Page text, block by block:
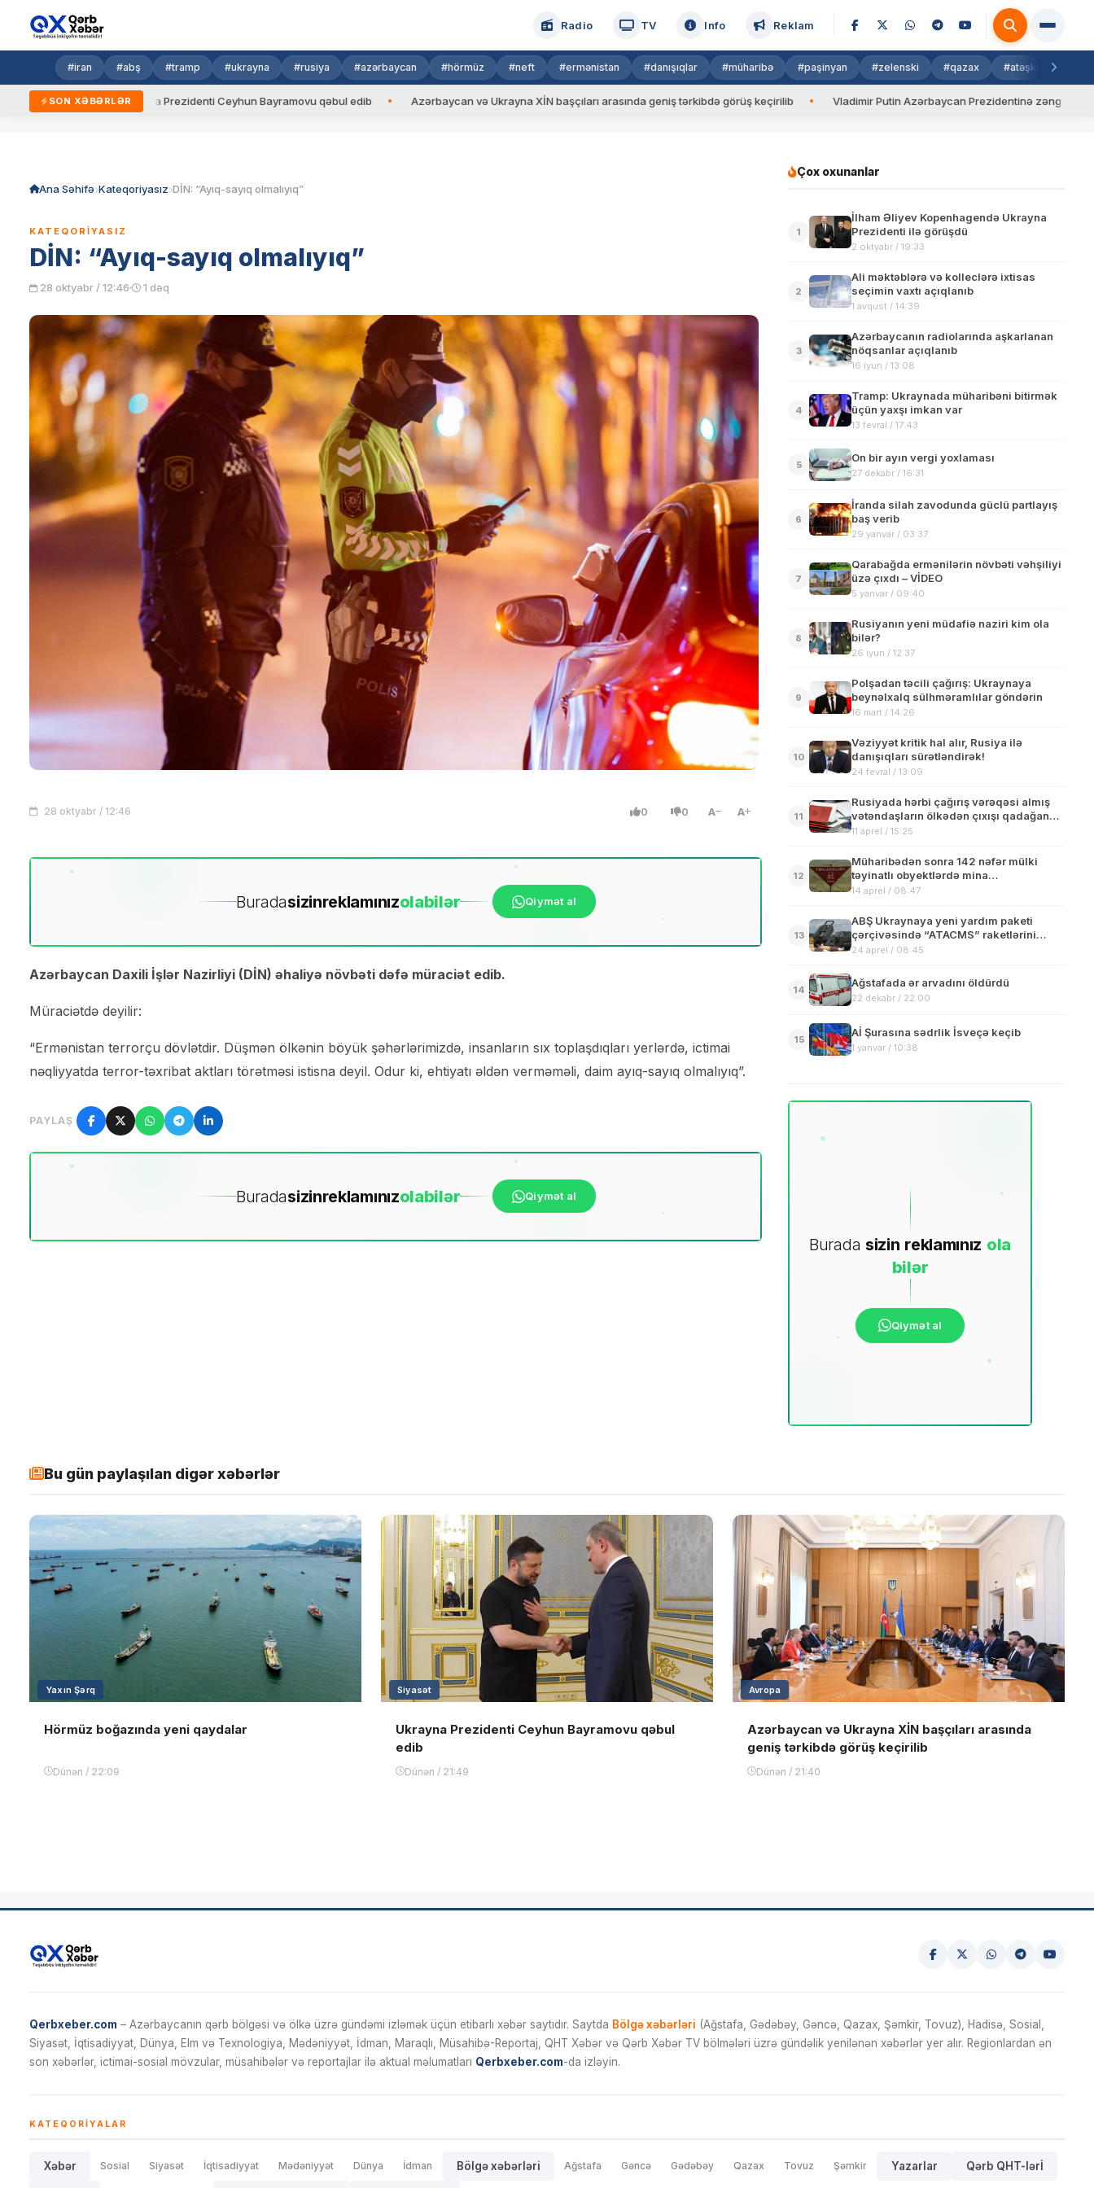
Radio TV Info Reklam
#iran #abş #tramp #ukrayna #rusiya #azərbaycan #hörmüz #neft #ermənistan #danışıqlar #müharibə #paşinyan #zelenski #qazax #atəşkəs
SON XƏBƏRLƏR
Ukrayna Prezidenti Ceyhun Bayramovu qəbul edib Azərbaycan və Ukrayna XİN başçıları arasında geniş tərkibdə görüş keçirilib Vladimir Putin Azərbaycan Prezidentinə zəng edib
Ana Səhifə Kateqoriyasız DİN: “Ayıq-sayıq olmalıyıq”
KATEQORIYASIZ
DİN: “Ayıq-sayıq olmalıyıq”
28 oktyabr / 12:46 1 dəq
28 oktyabr / 12:46 0 0 A A
Buradasizinreklamınızolabilər Qiymət al
Azərbaycan Daxili İşlər Nazirliyi (DİN) əhaliyə növbəti dəfə müraciət edib.
Müraciətdə deyilir:
“Ermənistan terrorçu dövlətdir. Düşmən ölkənin böyük şəhərlərimizdə, insanların sıx toplaşdıqları yerlərdə, ictimai
nəqliyyatda terror-təxribat aktları törətməsi istisna deyil. Odur ki, ehtiyatı əldən verməməli, daim ayıq-sayıq olmalıyıq”.
PAYLAŞ
Buradasizinreklamınızolabilər Qiymət al
Çox oxunanlar
1
İlham Əliyev Kopenhagendə Ukrayna
Prezidenti ilə görüşdü
2 oktyabr / 19:33
2
Ali məktəblərə və kolleclərə ixtisas
seçimin vaxtı açıqlanıb
1 avqust / 14:39
3
Azərbaycanın radiolarında aşkarlanan
nöqsanlar açıqlanıb
16 iyun / 13:08
4
Tramp: Ukraynada müharibəni bitirmək
üçün yaxşı imkan var
13 fevral / 17:43
5
On bir ayın vergi yoxlaması
27 dekabr / 16:31
6
İranda silah zavodunda güclü partlayış
baş verib
29 yanvar / 03:37
7
Qarabağda ermənilərin növbəti vəhşiliyi
üzə çıxdı – VİDEO
5 yanvar / 09:40
8
Rusiyanın yeni müdafiə naziri kim ola
bilər?
26 iyun / 12:37
9
Polşadan təcili çağırış: Ukraynaya
beynəlxalq sülhməramlılar göndərin
16 mart / 14:26
10
Vəziyyət kritik hal alır, Rusiya ilə
danışıqları sürətləndirək!
24 fevral / 13:09
11
Rusiyada hərbi çağırış vərəqəsi almış
vətəndaşların ölkədən çıxışı qadağan
edilir
11 aprel / 15:25
12
Müharibədən sonra 142 nəfər mülki
təyinatlı obyektlərdə mina
partlayışından həlak olub və yaralanıb
14 aprel / 08:47
13
ABŞ Ukraynaya yeni yardım paketi
çərçivəsində “ATACMS” raketlərini
göndərəcək
24 aprel / 08:45
14
Ağstafada ər arvadını öldürdü
22 dekabr / 22:00
15
Aİ Şurasına sədrlik İsveçə keçib
1 yanvar / 10:38
Burada sizin reklamınız ola
bilər
Qiymət al
Bu gün paylaşılan digər xəbərlər
Yaxın Şərq
Hörmüz boğazında yeni qaydalar
Dünən / 22:09
Siyasət
Ukrayna Prezidenti Ceyhun Bayramovu qəbul
edib
Dünən / 21:49
Avropa
Azərbaycan və Ukrayna XİN başçıları arasında
geniş tərkibdə görüş keçirilib
Dünən / 21:40
Qerbxeber.com – Azərbaycanın qərb bölgəsi və ölkə üzrə gündəmi izləmək üçün etibarlı xəbər saytıdır. Saytda Bölgə xəbərləri (Ağstafa, Gədəbəy, Gəncə, Qazax, Şəmkir, Tovuz), Hadisə, Sosial,
Siyasət, İqtisadiyyat, Dünya, Elm və Texnologiya, Mədəniyyət, İdman, Maraqlı, Müsahibə-Reportaj, QHT Xəbər və Qərb Xəbər TV bölmələri üzrə gündəlik yenilənən xəbərlər yer alır. Regionlardan ən
son xəbərlər, ictimai-sosial mövzular, müsahibələr və reportajlar ilə aktual məlumatları Qerbxeber.com-da izləyin.
KATEQORIYALAR
Xəbər Sosial Siyasət İqtisadiyyat Mədəniyyət Dünya İdman Bölgə xəbərləri Ağstafa Gəncə Gədəbəy Qazax Tovuz Şəmkir Yazarlar Qərb QHT-lərİ